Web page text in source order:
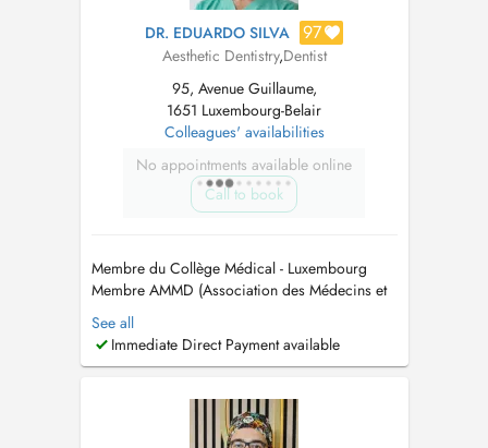
DR. EDUARDO SILVA 97
Aesthetic Dentistry,Dentist
95, Avenue Guillaume,
1651 Luxembourg-Belair
Colleagues' availabilities
No appointments available online
Call to book
Membre du Collège Médical - Luxembourg
Membre AMMD (Association des Médecins et
Médecins Dentistes) - Luxembourg. Membre
OMD (Ordem dos Médicos Dentistas) -
Portugal Membre Médecins Confédération
See all
Immediate Direct Payment available